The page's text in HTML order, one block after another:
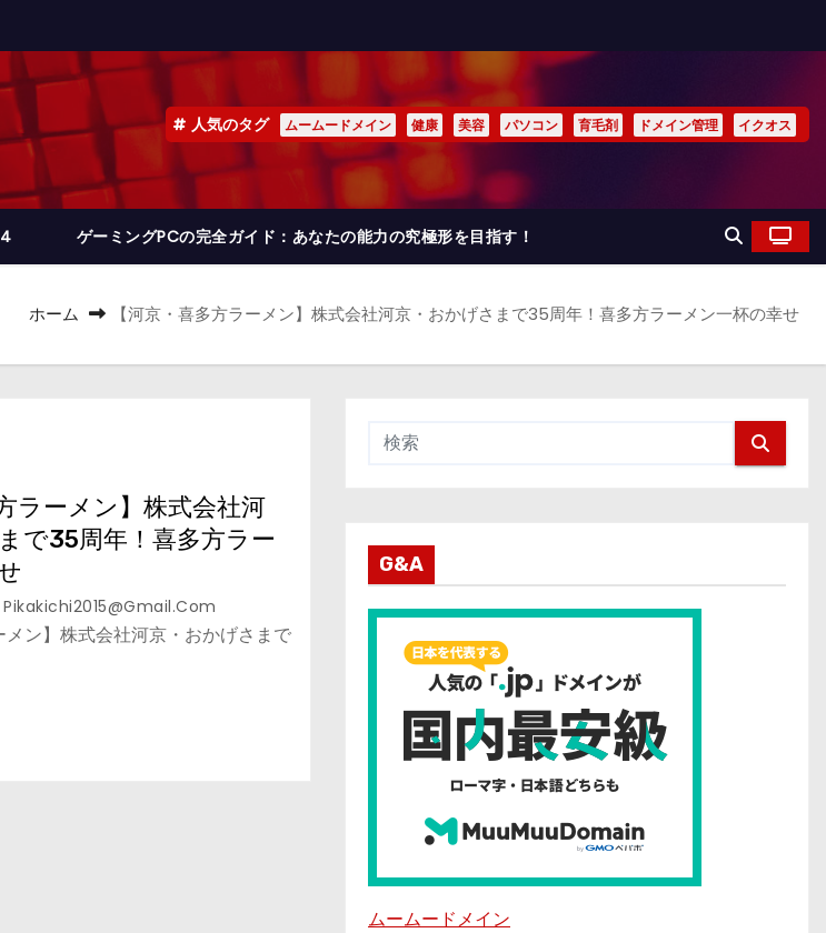
人気のタグ ムームードメイン 健康 美容 パソコン 育毛剤 ドメイン管理 イクオス
ゲーミングPCの完全ガイド：あなたの能力の究極形を目指す！
ホーム 【河京・喜多方ラーメン】株式会社河京・おかげさまで35周年！喜多方ラーメン一杯の幸せ
ラーメン】株式会社河
で35周年！喜多方ラー
Pikakichi2015@gmail.com
メン】株式会社河京・おかげさまで
G&A
ムームードメイン